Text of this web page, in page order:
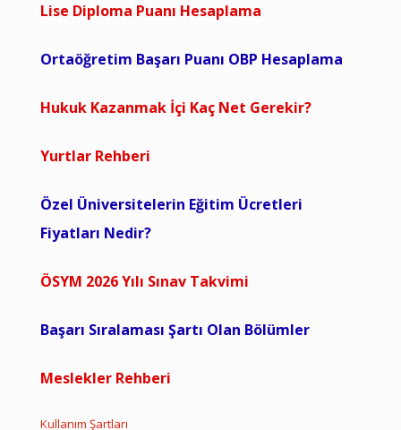
Lise Diploma Puanı Hesaplama
Ortaöğretim Başarı Puanı OBP Hesaplama
Hukuk Kazanmak İçi Kaç Net Gerekir?
Yurtlar Rehberi
Özel Üniversitelerin Eğitim Ücretleri
Fiyatları Nedir?
ÖSYM 2026 Yılı Sınav Takvimi
Başarı Sıralaması Şartı Olan Bölümler
Meslekler Rehberi
Kullanım Şartları